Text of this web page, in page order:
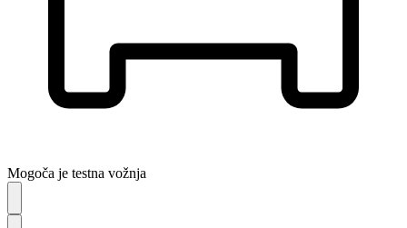
Mogoča je testna vožnja